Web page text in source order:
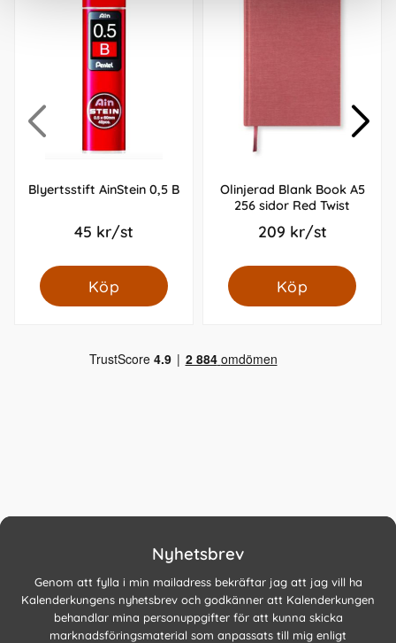
Blyertsstift AinStein 0,5 B
45 kr/st
Köp
Olinjerad Blank Book A5
256 sidor Red Twist
209 kr/st
Köp
Nyhetsbrev
Genom att fylla i min mailadress bekräftar jag att jag vill ha
Kalenderkungens nyhetsbrev och godkänner att Kalenderkungen
behandlar mina personuppgifter för att kunna skicka
marknadsföringsmaterial som anpassats till mig enligt